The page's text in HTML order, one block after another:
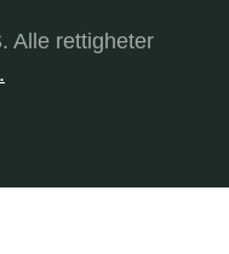
Alle rettigheter